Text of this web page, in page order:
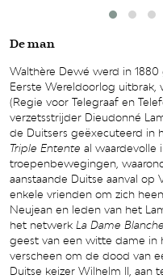
De man
Walthère Dewé werd in 1880
Eerste Wereldoorlog uitbrak,
(Regie voor Telegraaf en
verzetsstrijder Dieudonné
de Duitsers geëxecuteerd in
Triple Entente al waardevolle
troepenbewegingen,
aanstaande Duitse aanval op
enkele vrienden om zich
Neujean en leden van het
het netwerk La Dame Blanche
geest van een witte dame in
verscheen om de dood van
Duitse keizer Wilhelm II, aan